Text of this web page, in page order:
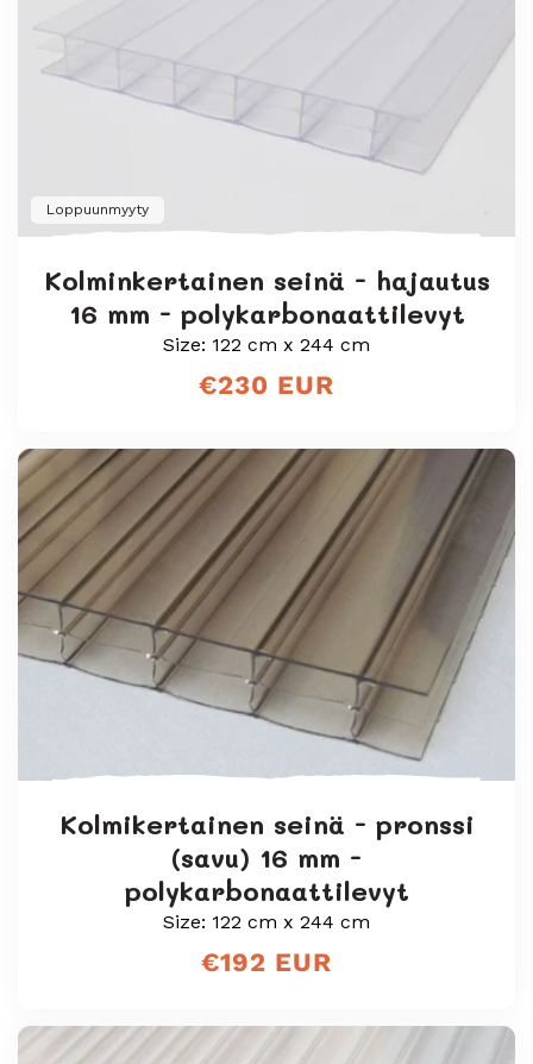
Loppuunmyyty
Kolminkertainen seinä - hajautus
16 mm - polykarbonaattilevyt
Size: 122 cm x 244 cm
Normaali
€230 EUR
Kolmikertainen seinä - pronssi
(savu) 16 mm -
polykarbonaattilevyt
Size: 122 cm x 244 cm
Normaali
€192 EUR